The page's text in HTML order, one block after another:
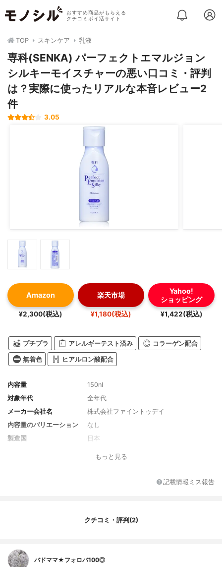
おすすめ商品がもらえる
クチコミポイ活サイト
TOP スキンケア 乳液
専科(SENKA) パーフェクトエマルジョン
シルキーモイスチャーの悪い口コミ・評判
は？実際に使ったリアルな本音レビュー2
件
3.05
Amazon
¥2,300(税込)
楽天市場
¥1,180(税込)
Yahoo!
ショッピング
¥1,422(税込)
プチプラ アレルギーテスト済み コラーゲン配合
無着色 ヒアルロン酸配合
内容量
150nl
対象年代
全年代
メーカー会社名
株式会社ファイントゥデイ
内容量のバリエーション
なし
製造国
日本
水、DPG、グリセリン、エチルヘキサン酸
メチルエーテル、キサンタンガム、ヒアル
もっと見る
記載情報ミス報告
クチコミ・評判(2)
バドママ★フォロバ100◎